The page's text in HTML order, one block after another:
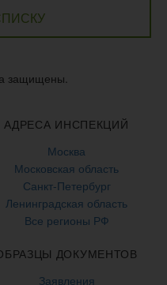
защищены.
АДРЕСА ИНСПЕКЦИЙ
Москва
Московская область
Санкт-Петербург
Ленинградская область
Все регионы РФ
ДОКУМЕНТОВ
Заявления